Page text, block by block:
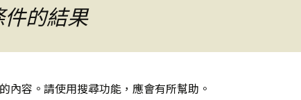
的結果
內容。請使用搜尋功能，應會有所幫助。